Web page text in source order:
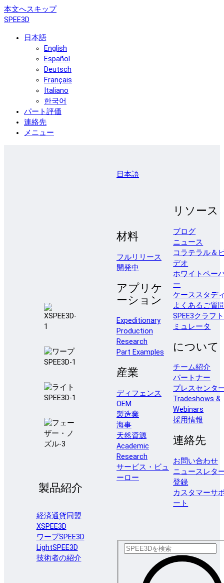
本文へスキップ
SPEE3D
日本語
English
Español
Deutsch
Français
Italiano
한국어
パート評価
連絡先
メニュー
製品紹介
経済通貨同盟
XSPEE3D
ワープSPEE3D
LightSPEE3D
技術者の紹介
日本語
材料
フルリリース
開発中
アプリケ
ーション
Expeditionary
Production
Research
Part Examples
産業
ディフェンス
OEM
製造業
海事
天然資源
Academic
Research
サービス・ビュ
ーロー
リソース
ブログ
ニュース
コラテラル＆
デオ
ホワイトペー
ー
ケーススタデ
よくあるご質
SPEE3クラフ
ミュレータ
について
チーム紹介
パートナー
プレスセンタ
Tradeshows &
Webinars
採用情報
連絡先
お問い合わせ
ニュースレタ
登録
カスタマーサ
ート